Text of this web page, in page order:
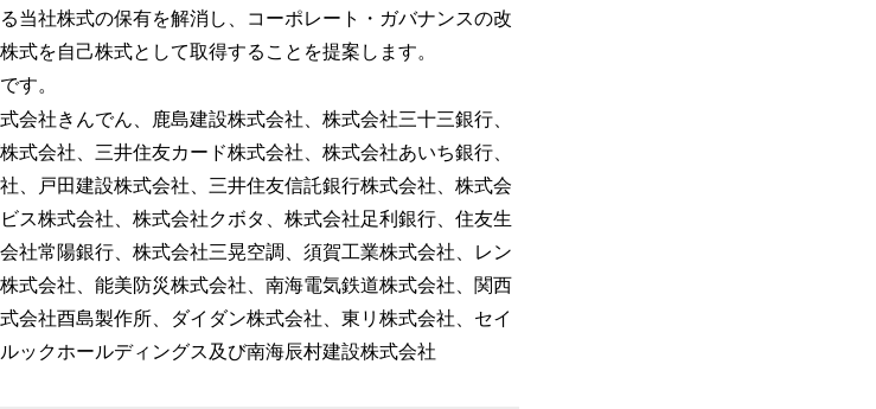
当社株式の保有を解消し、コーポレート・ガバナンスの改
式を自己株式として取得することを提案します。
す。
会社きんでん、鹿島建設株式会社、株式会社三十三銀行、
式会社、三井住友カード株式会社、株式会社あいち銀行、
、戸田建設株式会社、三井住友信託銀行株式会社、株式会
ス株式会社、株式会社クボタ、株式会社足利銀行、住友生
社常陽銀行、株式会社三晃空調、須賀工業株式会社、レン
式会社、能美防災株式会社、南海電気鉄道株式会社、関西
会社酉島製作所、ダイダン株式会社、東リ株式会社、セイ
ックホールディングス及び南海辰村建設株式会社